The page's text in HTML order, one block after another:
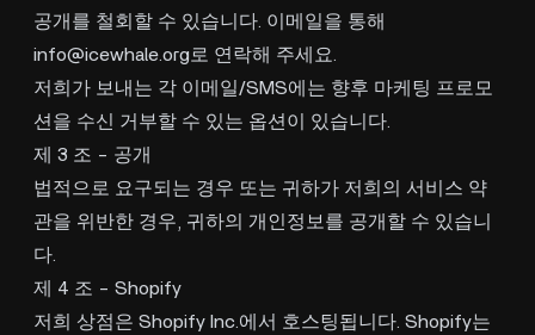
공개를 철회할 수 있습니다. 이메일을 통해
info@icewhale.org 로 연락해 주세요.
저희가 보내는 각 이메일/SMS에는 향후 마케팅 프로모
션을 수신 거부할 수 있는 옵션이 있습니다.
제 3 조 - 공개
법적으로 요구되는 경우 또는 귀하가 저희의 서비스 약
관을 위반한 경우, 귀하의 개인정보를 공개할 수 있습니
다.
제 4 조 - Shopify
저희 상점은 Shopify Inc.에서 호스팅됩니다. Shopify는